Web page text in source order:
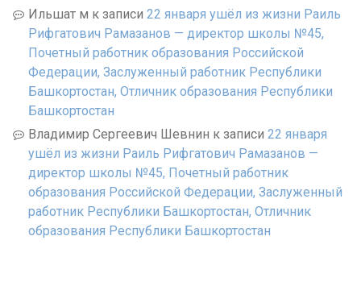
Ильшат м к записи 22 января ушёл из жизни Раиль
Рифгатович Рамазанов — директор школы №45,
Почетный работник образования Российской
Федерации, Заслуженный работник Республики
Башкортостан, Отличник образования Республики
Башкортостан
Владимир Сергеевич Шевнин к записи 22 января
ушёл из жизни Раиль Рифгатович Рамазанов —
директор школы №45, Почетный работник
образования Российской Федерации, Заслуженный
работник Республики Башкортостан, Отличник
образования Республики Башкортостан